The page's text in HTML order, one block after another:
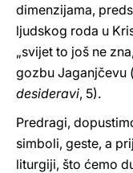
dimenzijama,
ljudskog roda u
„svijet to još ne
gozbu Jaganjčevu (
desideravi, 5).
Predragi,
simboli, geste, a
liturgiji, što ćemo